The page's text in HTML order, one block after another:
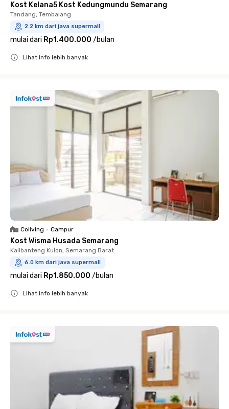
Kost Kelana5 Kost Kedungmundu Semarang
Tandang, Tembalang
2.2 km dari java supermall
mulai dari Rp1.400.000 /bulan
Lihat info lebih banyak
Coliving • Campur
Kost Wisma Husada Semarang
Kalibanteng Kulon, Semarang Barat
6.0 km dari java supermall
mulai dari Rp1.850.000 /bulan
Lihat info lebih banyak